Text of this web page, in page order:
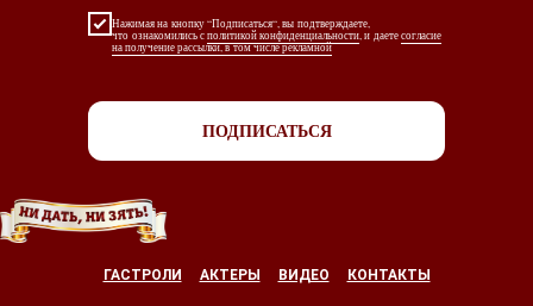
Нажимая на кнопку “Подписаться“, вы подтверждаете,
что ознакомились сполитикой конфиденциальности, и даетесогласие
на получение рассылки, в том числе рекламной
ПОДПИСАТЬСЯ
ГАСТРОЛИ АКТЕРЫ ВИДЕО КОНТАКТЫ